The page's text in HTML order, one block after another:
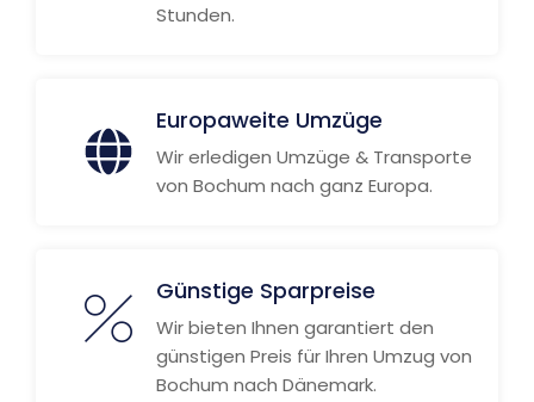
Stunden.
Europaweite Umzüge
Wir erledigen Umzüge & Transporte
von Bochum nach ganz Europa.
Günstige Sparpreise
Wir bieten Ihnen garantiert den
günstigen Preis für Ihren Umzug von
Bochum nach Dänemark.